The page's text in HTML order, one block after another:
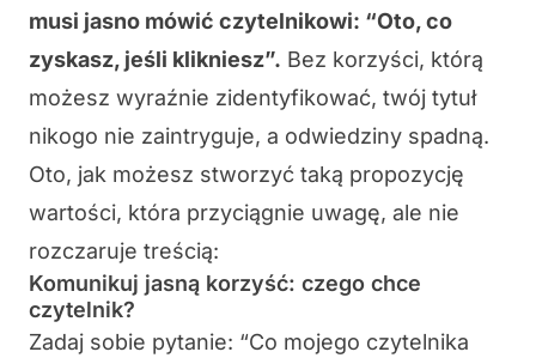
musi jasno mówić czytelnikowi: “Oto, co
zyskasz, jeśli klikniesz”. Bez korzyści, którą
możesz wyraźnie zidentyfikować, twój tytuł
nikogo nie zaintryguje, a odwiedziny spadną.
Oto, jak możesz stworzyć taką propozycję
wartości, która przyciągnie uwagę, ale nie
rozczaruje treścią:
Komunikuj jasną korzyść: czego chce
czytelnik?
Zadaj sobie pytanie: “Co mojego czytelnika